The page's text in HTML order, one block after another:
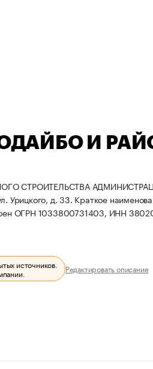
И
СТРОИТЕЛЬСТВА
Урицкого, д. 33. Краткое
ОГРН 1033800731403, ИНН
источников. Редактировать описание